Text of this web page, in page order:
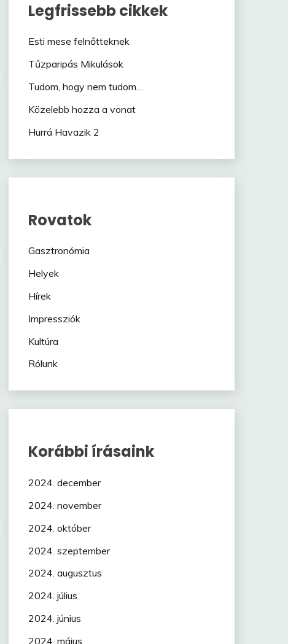
Legfrissebb cikkek
Esti mese felnőtteknek
Tűzparipás Mikulások
Tudom, hogy nem tudom…
Közelebb hozza a vonat
Hurrá Havazik 2
Rovatok
Gasztronómia
Helyek
Hírek
Impressziók
Kultúra
Rólunk
Korábbi írásaink
2024. december
2024. november
2024. október
2024. szeptember
2024. augusztus
2024. július
2024. június
2024. május